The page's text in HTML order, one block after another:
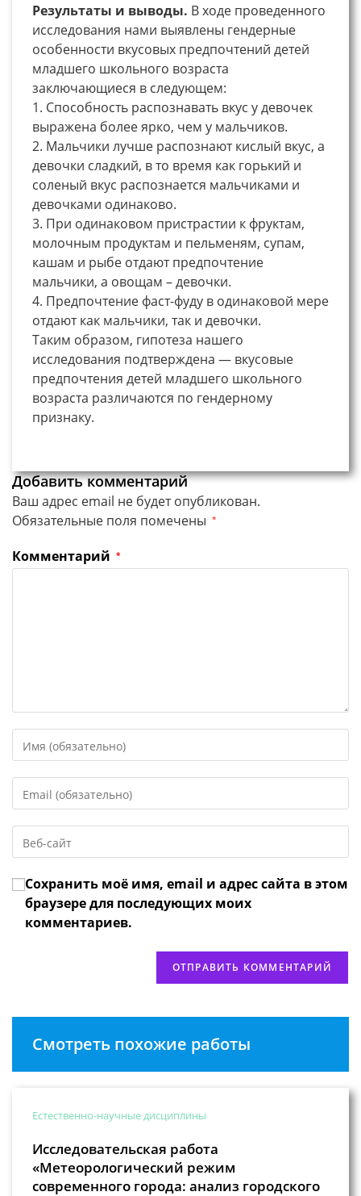
Результаты и выводы. В ходе проведенного
исследования нами выявлены гендерные
особенности вкусовых предпочтений детей
младшего школьного возраста
заключающиеся в следующем:
1. Способность распознавать вкус у девочек
выражена более ярко, чем у мальчиков.
2. Мальчики лучше распознают кислый вкус, а
девочки сладкий, в то время как горький и
соленый вкус распознается мальчиками и
девочками одинаково.
3. При одинаковом пристрастии к фруктам,
молочным продуктам и пельменям, супам,
кашам и рыбе отдают предпочтение
мальчики, а овощам – девочки.
4. Предпочтение фаст-фуду в одинаковой мере
отдают как мальчики, так и девочки.
Таким образом, гипотеза нашего
исследования подтверждена — вкусовые
предпочтения детей младшего школьного
возраста различаются по гендерному
признаку.
Добавить комментарий
Ваш адрес email не будет опубликован.
Обязательные поля помечены *
Комментарий *
свое
или
имя
чтобы
прокомментировать
свой
адрес,
чтобы
URL
веб-
сайта
(необязательно)
Сохранить моё имя, email и адрес сайта в этом
браузере для последующих моих
комментариев.
Смотреть похожие работы
Естественно-научные дисциплины
Исследовательская работа
«Метеорологический режим
современного города: анализ городского